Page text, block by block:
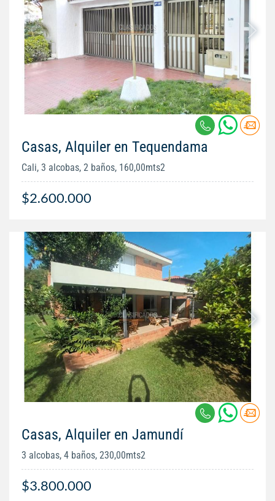
Casas, Alquiler en Tequendama
Cali, 3 alcobas, 2 baños, 160,00mts2
$2.600.000
Casas, Alquiler en Jamundí
3 alcobas, 4 baños, 230,00mts2
$3.800.000